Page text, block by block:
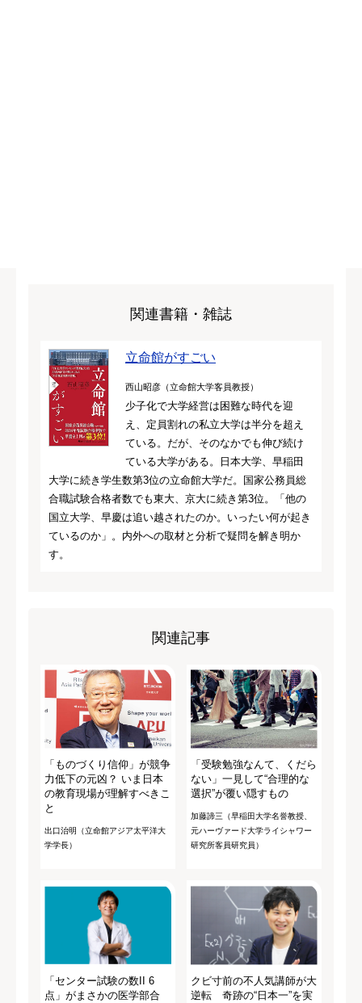
関連書籍・雑誌
立命館がすごい
西山昭彦（立命館大学客員教授）
少子化で大学経営は困難な時代を迎
え、定員割れの私立大学は半分を超え
ている。だが、そのなかでも伸び続け
ている大学がある。日本大学、早稲田
大学に続き学生数第3位の立命館大学だ。国家公務員総
合職試験合格者数でも東大、京大に続き第3位。「他の
国立大学、早慶は追い越されたのか。いったい何が起き
ているのか」。内外への取材と分析で疑問を解き明か
す。
関連記事
「ものづくり信仰」が競争
力低下の元凶？ いま日本
の教育現場が理解すべきこ
と
出口治明（立命館アジア太平洋大
学学長）
「受験勉強なんて、くだら
ない」一見して“合理的な
選択”が覆い隠すもの
加藤諦三（早稲田大学名誉教授、
元ハーヴァード大学ライシャワー
研究所客員研究員）
「センター試験の数II 6
点」がまさかの医学部合
クビ寸前の不人気講師が大
逆転 奇跡の“日本一”を実